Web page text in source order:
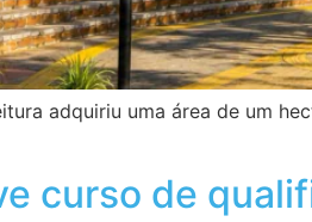
adquiriu uma área de um
curso de